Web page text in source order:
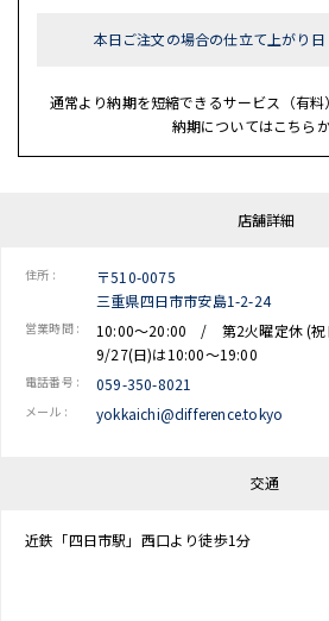
本日ご注文の場合の仕立て上がり日
通常より納期を短縮できるサービス（有料
納期についてはこちらか
店舗詳細
住所 :
〒510-0075
三重県四日市市安島1-2-24
営業時間 :
10:00～20:00 / 第2火曜定休 (祝
9/27(日)は10:00～19:00
電話番号 : 059-350-8021
メール : yokkaichi@difference.tokyo
交通
近鉄「四日市駅」西口より徒歩1分